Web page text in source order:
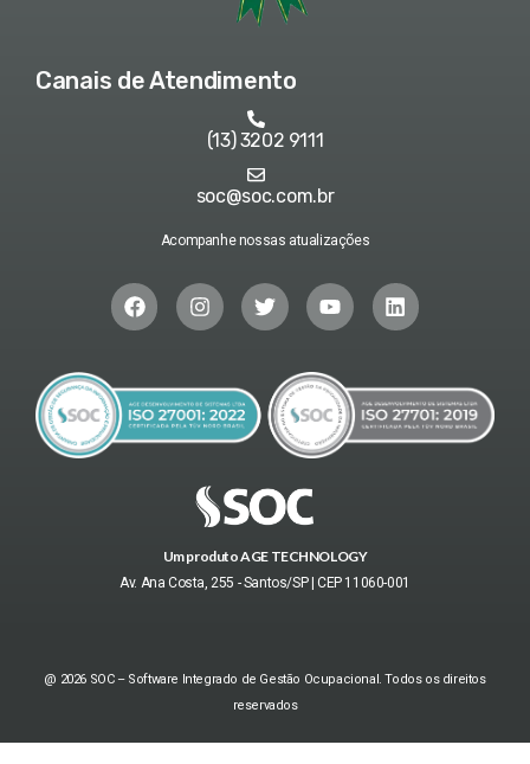
Canais de Atendimento
(13) 3202 9111
soc@soc.com.br
Acompanhe nossas atualizações
Um produto AGE TECHNOLOGY
Av. Ana Costa, 255 - Santos/SP | CEP 11060-001
@ 2026 SOC – Software Integrado de Gestão Ocupacional. Todos os direitos
reservados